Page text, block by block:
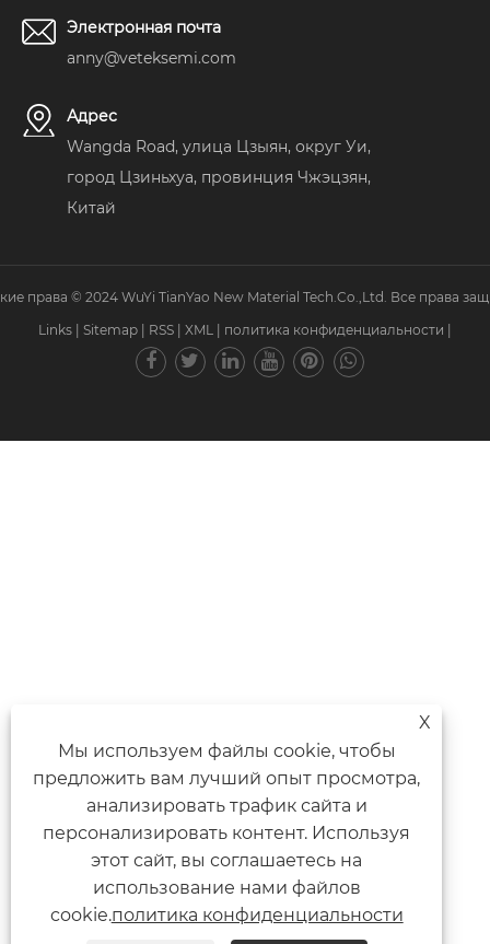
Электронная почта
anny@veteksemi.com
Адрес
Wangda Road, улица Цзыян, округ Уи,
город Цзиньхуа, провинция Чжэцзян,
Китай
права © 2024 WuYi TianYao New Material Tech.Co.,Ltd. Все права
Links | Sitemap | RSS | XML | политика конфиденциальности |
X
Мы используем файлы cookie, чтобы
предложить вам лучший опыт просмотра,
анализировать трафик сайта и
персонализировать контент. Используя
этот сайт, вы соглашаетесь на
использование нами файлов
cookie.политика конфиденциальности